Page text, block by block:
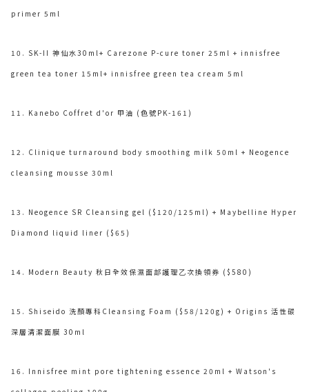
primer 5ml
10. SK-II 神仙水30ml+ Carezone P-cure toner 25ml + innisfree
green tea toner 15ml+ innisfree green tea cream 5ml
11. Kanebo Coffret d'or 甲油 (色號PK-161)
12. Clinique turnaround body smoothing milk 50ml + Neogence
cleansing mousse 30ml
13. Neogence SR Cleansing gel ($120/125ml) + Maybelline Hyper
Diamond liquid liner ($65)
14. Modern Beauty 秋日全效保濕面部護理乙次換領券 ($580)
15. Shiseido 洗顏專科Cleansing Foam ($58/120g) + Origins 活性碳
深層清潔面膜 30ml
16. Innisfree mint pore tightening essence 20ml + Watson's